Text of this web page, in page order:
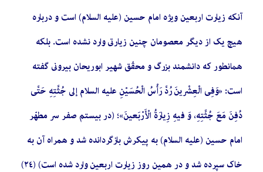
آنکه زیارت اربعین ویژه امام حسین (علیه السلام) است و درباره
هیچ یک از دیگر معصومان چنین زیارتى وارد نشده است. بلکه
همانطور که دانشمند بزرگ و محقّق شهیر ابوریحان بیرونى گفته
است: «وَفِی الْعِشْرینَ رُدَّ رَأْسُ الْحُسَیْنِ علیه السلام إلى جُثَّتِهِ حَتَّى
دُفِنَ مَعَ جُثَّتِهِ، وَ فیهِ زِیارَةُ الْأَرْبَعینَ»؛ (در بیستم صفر سر مطهّر
امام حسین (علیه السلام) به پیکرش بازگردانده شد و همراه آن به
خاک سپرده شد و در همین روز زیارت اربعین وارد شده است) (٢٤)